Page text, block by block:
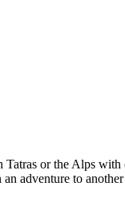
Tatras or the Alps
an adventure to